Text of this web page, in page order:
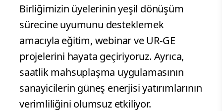
Birliğimizin üyelerinin yeşil dönüşüm
sürecine uyumunu desteklemek
amacıyla eğitim, webinar ve UR-GE
projelerini hayata geçiriyoruz. Ayrıca,
saatlik mahsuplaşma uygulamasının
sanayicilerin güneş enerjisi yatırımlarının
verimliliğini olumsuz etkiliyor.